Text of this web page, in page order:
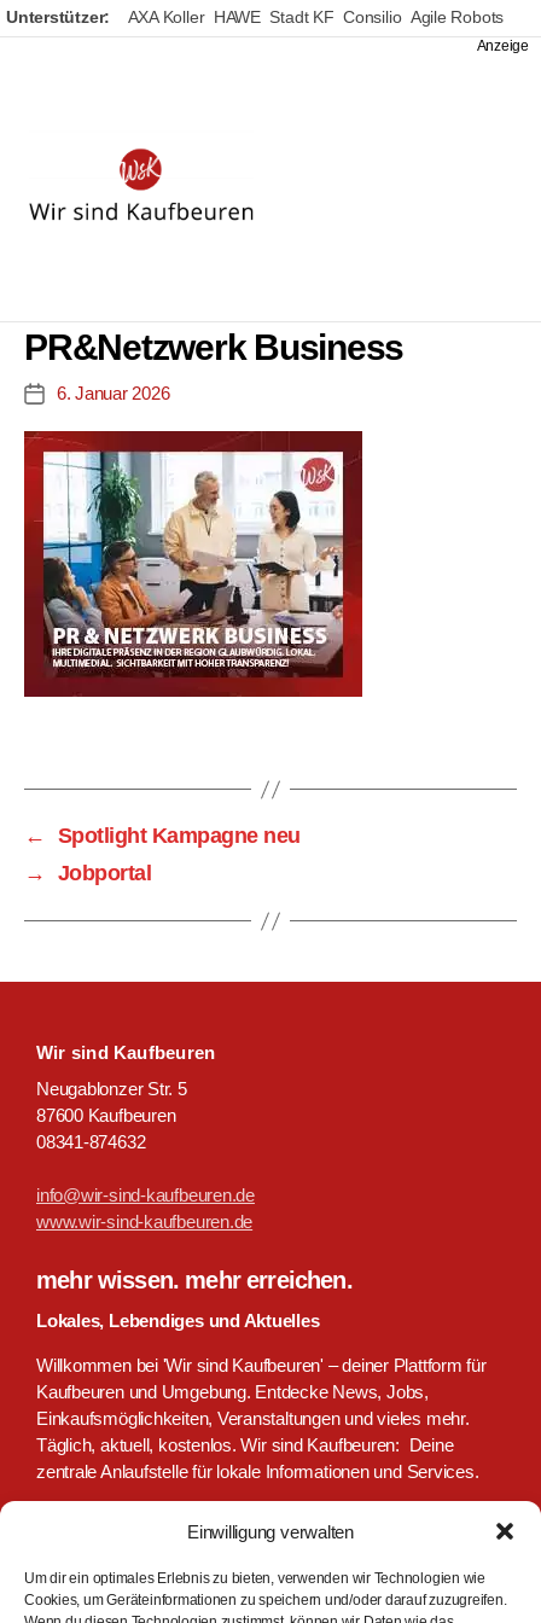
Einwilligung verwalten
Um dir ein optimales Erlebnis zu bieten, verwenden wir Technologien wie
Cookies, um Geräteinformationen zu speichern und/oder darauf zuzugreifen.
Unterstützer: AXA Koller HAWE Stadt KF Consilio Agile Robots
PR&Netzwerk Business
Veröffentlichungsdatum
6. Januar 2026
←
Spotlight Kampagne neu
→
Jobportal
Wir sind Kaufbeuren
Neugablonzer Str. 5
87600 Kaufbeuren
08341-874632
info@wir-sind-kaufbeuren.de
www.wir-sind-kaufbeuren.de
mehr wissen. mehr erreichen.
Lokales, Lebendiges und Aktuelles
Willkommen bei 'Wir sind Kaufbeuren' – deiner Plattform für
Kaufbeuren und Umgebung. Entdecke News, Jobs,
Einkaufsmöglichkeiten, Veranstaltungen und vieles mehr.
Täglich, aktuell, kostenlos. Wir sind Kaufbeuren: Deine
zentrale Anlaufstelle für lokale Informationen und Services.